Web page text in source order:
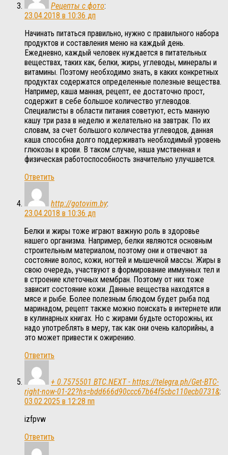
Рецепты с фото:
23.04.2018 в 10:36 дп
Начинать питаться правильно, нужно с правильного набора
продуктов и составления меню на каждый день.
Ежедневно, каждый человек нуждается в питательных
веществах, таких как, белки, жиры, углеводы, минералы и
витамины. Поэтому необходимо знать, в каких конкретных
продуктах содержатся определенные полезные вещества.
Например, каша манная, рецепт, ее достаточно прост,
содержит в себе большое количество углеводов.
Специалисты в области питания советуют, есть манную
кашу три раза в неделю и желательно на завтрак. По их
словам, за счет большого количества углеводов, данная
каша способна долго поддерживать необходимый уровень
глюкозы в крови. В таком случае, наша умственная и
физическая работоспособность значительно улучшается.
Ответить
http://gotovim.by:
23.04.2018 в 10:36 дп
Белки и жиры тоже играют важную роль в здоровье
нашего организма. Например, белки являются основным
строительным материалом, поэтому они и отвечают за
состояние волос, кожи, ногтей и мышечной массы. Жиры в
свою очередь, участвуют в формирование иммунных тел и
в строение клеточных мембран. Поэтому от них тоже
зависит состояние кожи. Данные вещества находятся в
мясе и рыбе. Более полезным блюдом будет рыба под
маринадом, рецепт также можно поискать в интернете или
в кулинарных книгах. Но с жирами будьте осторожны, их
надо употреблять в меру, так как они очень калорийны, а
это может привести к ожирению.
Ответить
+ 0.7575501 BTC.NEXT - https://telegra.ph/Get-BTC-
right-now-01-22?hs=bdd666d90ccc67b64f5cbc110ecb0731&:
03.02.2025 в 12:28 пп
izfpvw
Ответить